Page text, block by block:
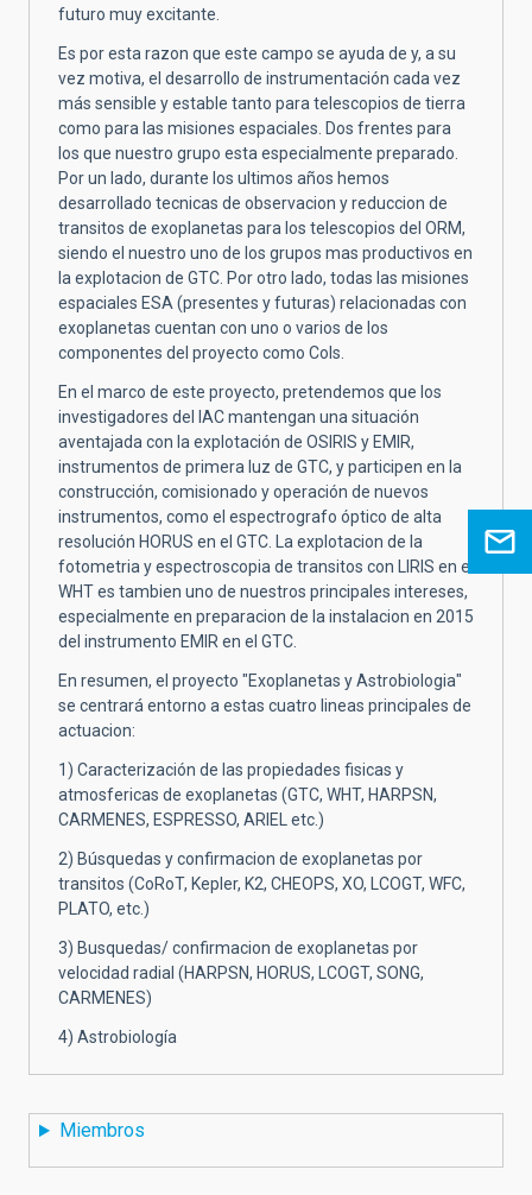
futuro muy excitante.
Es por esta razon que este campo se ayuda de y, a su
vez motiva, el desarrollo de instrumentación cada vez
más sensible y estable tanto para telescopios de tierra
como para las misiones espaciales. Dos frentes para
los que nuestro grupo esta especialmente preparado.
Por un lado, durante los ultimos años hemos
desarrollado tecnicas de observacion y reduccion de
transitos de exoplanetas para los telescopios del ORM,
siendo el nuestro uno de los grupos mas productivos en
la explotacion de GTC. Por otro lado, todas las misiones
espaciales ESA (presentes y futuras) relacionadas con
exoplanetas cuentan con uno o varios de los
componentes del proyecto como CoIs.
En el marco de este proyecto, pretendemos que los
investigadores del IAC mantengan una situación
aventajada con la explotación de OSIRIS y EMIR,
instrumentos de primera luz de GTC, y participen en la
construcción, comisionado y operación de nuevos
instrumentos, como el espectrografo óptico de alta
resolución HORUS en el GTC. La explotacion de la
fotometria y espectroscopia de transitos con LIRIS en el
WHT es tambien uno de nuestros principales intereses,
especialmente en preparacion de la instalacion en 2015
del instrumento EMIR en el GTC.
En resumen, el proyecto "Exoplanetas y Astrobiologia"
se centrará entorno a estas cuatro lineas principales de
actuacion:
1) Caracterización de las propiedades fisicas y
atmosfericas de exoplanetas (GTC, WHT, HARPSN,
CARMENES, ESPRESSO, ARIEL etc.)
2) Búsquedas y confirmacion de exoplanetas por
transitos (CoRoT, Kepler, K2, CHEOPS, XO, LCOGT, WFC,
PLATO, etc.)
3) Busquedas/ confirmacion de exoplanetas por
velocidad radial (HARPSN, HORUS, LCOGT, SONG,
CARMENES)
4) Astrobiología
Miembros